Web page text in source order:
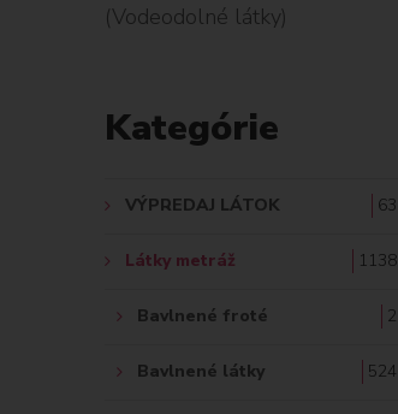
L
D
Ť
:
(Vodeodolné látky)
Kategórie
VÝPREDAJ LÁTOK 63
Látky metráž 1138
Bavlnené froté 2
Bavlnené látky 524